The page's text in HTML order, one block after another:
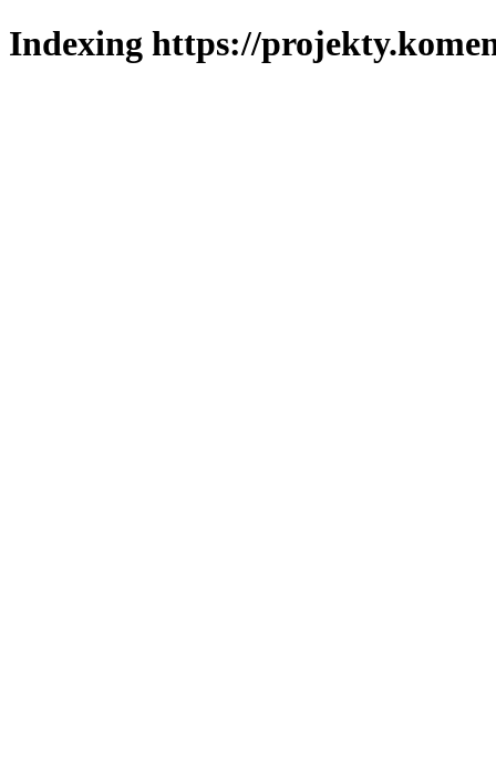
Indexing https://